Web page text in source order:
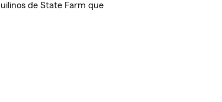
de State Farm que